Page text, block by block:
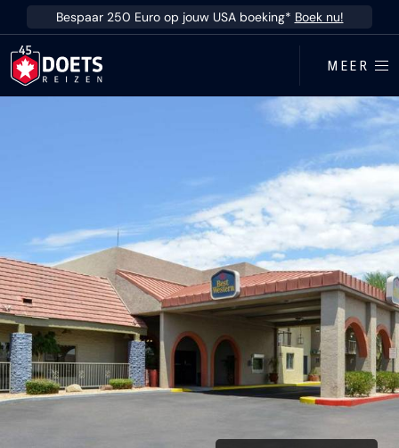
Ga direct naar inhoud
Bespaar 250 Euro op jouw USA boeking* Boek nu!
MEER